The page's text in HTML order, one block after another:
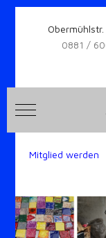
0881 /
Mobile Menu
Mitglied werden